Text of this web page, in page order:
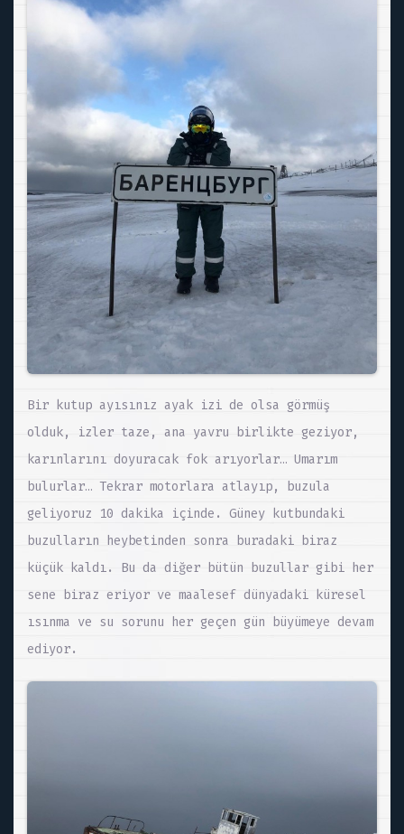
Bir kutup ayısınız ayak izi de olsa görmüş
olduk, izler taze, ana yavru birlikte geziyor,
karınlarını doyuracak fok arıyorlar… Umarım
bulurlar… Tekrar motorlara atlayıp, buzula
geliyoruz 10 dakika içinde. Güney kutbundaki
buzulların heybetinden sonra buradaki biraz
küçük kaldı. Bu da diğer bütün buzullar gibi her
sene biraz eriyor ve maalesef dünyadaki küresel
ısınma ve su sorunu her geçen gün büyümeye devam
ediyor.